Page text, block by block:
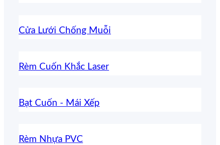
Cửa Lưới Chống Muỗi
Rèm Cuốn Khắc Laser
Bạt Cuốn - Mái Xếp
Rèm Nhựa PVC